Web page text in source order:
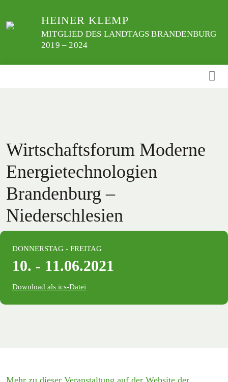
zum
HEINER KLEMP
MITGLIED DES LANDTAGS BRANDENBURG
2019 – 2024
Wirtschaftsforum Moderne
Energietechnologien
Brandenburg –
Niederschlesien
DONNERSTAG ‐ FREITAG
10. ‐ 11.06.2021
Download als ics-Datei
Mehr zu dieser Veranstaltung auf der Website der